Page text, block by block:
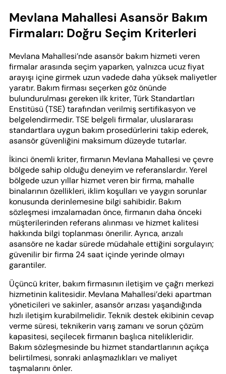
Mevlana Mahallesi Asansör Bakım
Firmaları: Doğru Seçim Kriterleri
Mevlana Mahallesi’nde asansör bakım hizmeti veren
firmalar arasında seçim yaparken, yalnızca ucuz fiyat
arayışı içine girmek uzun vadede daha yüksek maliyetler
yaratır. Bakım firması seçerken göz önünde
bulundurulması gereken ilk kriter, Türk Standartları
Enstitüsü (TSE) tarafından verilmiş sertifikasyon ve
belgelendirmedir. TSE belgeli firmalar, uluslararası
standartlara uygun bakım prosedürlerini takip ederek,
asansör güvenliğini maksimum düzeyde tutarlar.
İkinci önemli kriter, firmanın Mevlana Mahallesi ve çevre
bölgede sahip olduğu deneyim ve referanslardır. Yerel
bölgede uzun yıllar hizmet veren bir firma, mahalle
binalarının özellikleri, iklim koşulları ve yaygın sorunlar
konusunda derinlemesine bilgi sahibidir. Bakım
sözleşmesi imzalamadan önce, firmanın daha önceki
müşterilerinden referans alınması ve hizmet kalitesi
hakkında bilgi toplanması önerilir. Ayrıca, arızalı
asansöre ne kadar sürede müdahale ettiğini sorgulayın;
güvenilir bir firma 24 saat içinde yerinde olmayı
garantiler.
Üçüncü kriter, bakım firmasının iletişim ve çağrı merkezi
hizmetinin kalitesidir. Mevlana Mahallesi’deki apartman
yöneticileri ve sakinler, asansör arızası yaşandığında
hızlı iletişim kurabilmelidir. Teknik destek ekibinin cevap
verme süresi, teknikerin varış zamanı ve sorun çözüm
kapasitesi, seçilecek firmanın başlıca nitelikleridir.
Bakım sözleşmesinde bu hizmet standartlarının açıkça
belirtilmesi, sonraki anlaşmazlıkları ve maliyet
taşmalarını önler.